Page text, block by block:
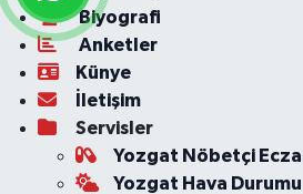
Biyografi
Anketler
Künye
İletişim
Servisler
Yozgat Nöbetçi
Yozgat Hava Durumu